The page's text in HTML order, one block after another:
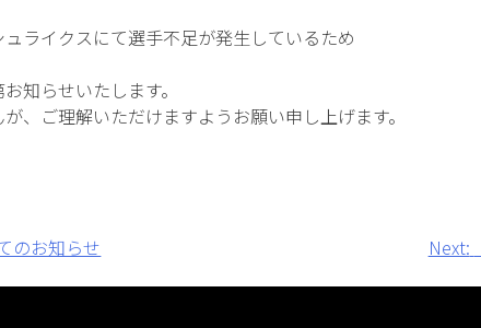
ライクスにて選手不足が発生しているため
知らせいたします。
、ご理解いただけますようお願い申し上げます。
のお知らせ Next: